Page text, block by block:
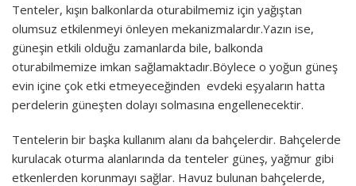
Tenteler, kışın balkonlarda oturabilmemiz için yağıştan
olumsuz etkilenmeyi önleyen mekanizmalardır.Yazın ise,
güneşin etkili olduğu zamanlarda bile, balkonda
oturabilmemize imkan sağlamaktadır.Böylece o yoğun güneş
evin içine çok etki etmeyeceğinden evdeki eşyaların hatta
perdelerin güneşten dolayı solmasına engellenecektir.
Tentelerin bir başka kullanım alanı da bahçelerdir. Bahçelerde
kurulacak oturma alanlarında da tenteler güneş, yağmur gibi
etkenlerden korunmayı sağlar. Havuz bulunan bahçelerde,